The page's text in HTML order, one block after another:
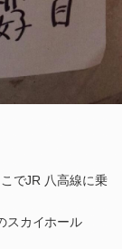
でJR 八高線に乗
スカイホール